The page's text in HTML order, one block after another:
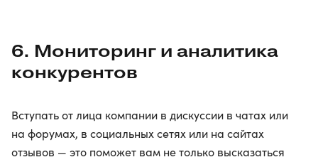
6. Мониторинг и аналитика
конкурентов
Вступать от лица компании в дискуссии в чатах или
на форумах, в социальных сетях или на сайтах
отзывов — это поможет вам не только высказаться